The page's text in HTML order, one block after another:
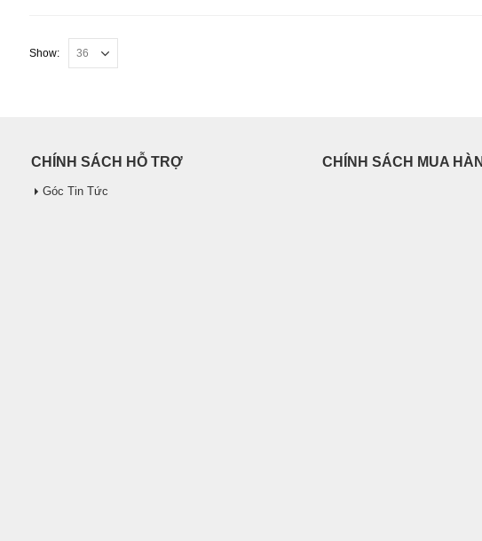
Show:
CHÍNH SÁCH HỖ TRỢ
Góc Tin Tức
CHÍNH SÁCH MUA